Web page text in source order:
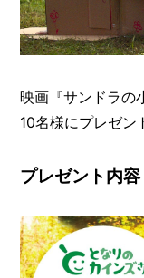
映画『サンドラの
10名様にプレゼン
プレゼント内容